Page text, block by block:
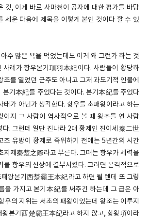
것, 이게 바로 사마천이 공자에 대한 평가를 바탕
세운 다음에 제목을 이렇게 붙인 것이다 할 수 있
주 많은 욕을 먹었는데도 이게 왜 그런가 하는 것
사례가 항우본기項羽本紀이다. 사람들이 황당하
조를 열었던 군주도 아니고 그저 과도기적 인물에
본기本紀를 주었다는 것이다. 본기本紀를 주었다
태가 아닌가 생각한다. 항우를 초패왕이라고 하는
이지 그 사람이 역사적으로 볼 때 왕조를 연 사람
다. 그런데 일단 진나라 2대 황제인 진이세秦二世
조 유방이 황제로 즉위하기 전에는 5년간의 시간
지제秦楚之際라고 부른다. 그때는 항우가 세력을
를 항우의 신상에 결부시켰다. 그러면 본격적으로
왕본기西楚霸王本紀라고 하면 될 텐데 또 그렇
을 가지고 본기本紀를 써주긴 하는데 그 급은 아
우의 지위는 서초의 패왕이었는데 왕조는 이루지
왕본기西楚霸王本紀라고 하지 않고, 항왕項이라